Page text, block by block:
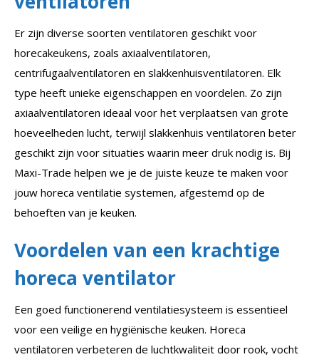
Er zijn diverse soorten ventilatoren geschikt voor
horecakeukens, zoals axiaalventilatoren,
centrifugaalventilatoren en slakkenhuisventilatoren. Elk
type heeft unieke eigenschappen en voordelen. Zo zijn
axiaalventilatoren ideaal voor het verplaatsen van grote
hoeveelheden lucht, terwijl slakkenhuis ventilatoren beter
geschikt zijn voor situaties waarin meer druk nodig is. Bij
Maxi-Trade helpen we je de juiste keuze te maken voor
jouw horeca ventilatie systemen, afgestemd op de
behoeften van je keuken.
Voordelen van een krachtige
horeca ventilator
Een goed functionerend ventilatiesysteem is essentieel
voor een veilige en hygiënische keuken. Horeca
ventilatoren verbeteren de luchtkwaliteit door rook, vocht